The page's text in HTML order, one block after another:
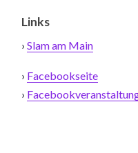
Links
›Slam am Main
› Facebookseite
›